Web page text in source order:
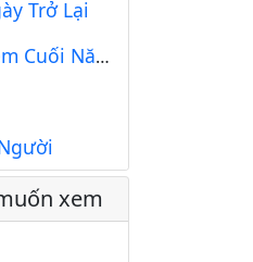
Trở Lại
Ta Còn Em , Đêm Cuối Năm
xem